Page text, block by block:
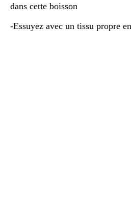
dans cette boisson
-Essuyez avec un tissu propre